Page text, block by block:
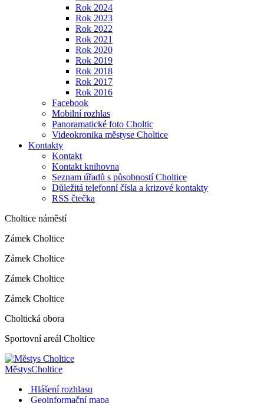
Rok 2024
Rok 2023
Rok 2022
Rok 2021
Rok 2020
Rok 2019
Rok 2018
Rok 2017
Rok 2016
Facebook
Mobilní rozhlas
Panoramatické foto Choltic
Videokronika městyse Choltice
Kontakty
Kontakt
Kontakt knihovna
Seznam úřadů s působností Choltice
Důležitá telefonní čísla a krizové kontakty
RSS čtečka
Choltice náměstí
Zámek Choltice
Zámek Choltice
Zámek Choltice
Zámek Choltice
Choltická obora
Sportovní areál Choltice
MěstysCholtice
Hlášení rozhlasu
Geoinformační mapa